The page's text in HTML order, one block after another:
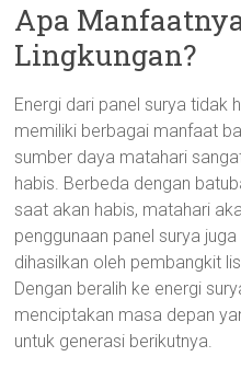
Apa
Lingkungan?
Energi dari panel surya tidak
memiliki berbagai manfaat
sumber daya matahari
habis. Berbeda dengan
saat akan habis, matahari
penggunaan panel surya
dihasilkan oleh pembangkit
Dengan beralih ke energi
menciptakan masa depan
untuk generasi berikutnya.